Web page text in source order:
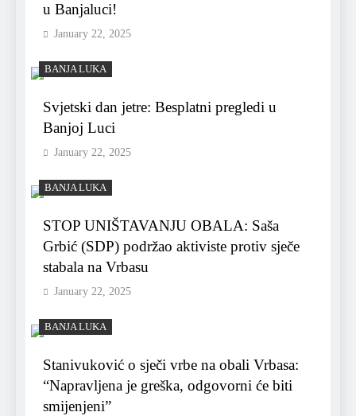
u Banjaluci!
January 22, 2025
BANJA LUKA
Svjetski dan jetre: Besplatni pregledi u
Banjoj Luci
January 22, 2025
BANJA LUKA
STOP UNIŠTAVANJU OBALA: Saša
Grbić (SDP) podržao aktiviste protiv sječe
stabala na Vrbasu
January 22, 2025
BANJA LUKA
Stanivuković o sječi vrbe na obali Vrbasa:
“Napravljena je greška, odgovorni će biti
smijenjeni”